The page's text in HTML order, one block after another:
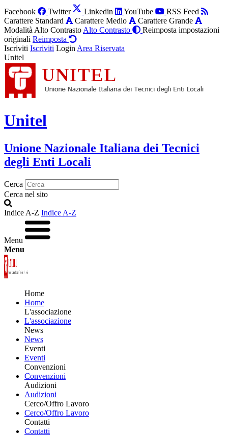
Facebook Twitter Linkedin YouTube
RSS Feed
Carattere Standard
Carattere Medio
Carattere Grande
Modalità Alto Contrasto Alto Contrasto
Reimposta impostazioni
originali Reimposta
Iscriviti Iscriviti Login Area Riservata
Unitel
Unitel
Unione Nazionale Italiana dei Tecnici
degli Enti Locali
Cerca
Cerca nel sito
Indice A-Z Indice A-Z
Menu
Menu
Home
Home
L'associazione
L'associazione
News
News
Eventi
Eventi
Convenzioni
Convenzioni
Audizioni
Audizioni
Cerco/Offro Lavoro
Cerco/Offro Lavoro
Contatti
Contatti